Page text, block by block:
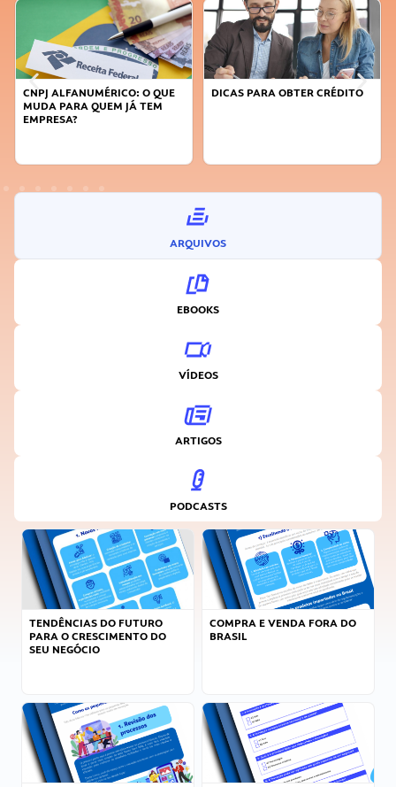
DICAS PARA OBTER CRÉDITO
FAÇA A DIFERENÇA: SEJA
ARQUIVOS
EBOOKS
VÍDEOS
ARTIGOS
PODCASTS
TENDÊNCIAS DO FUTURO
PARA O CRESCIMENTO DO
SEU NEGÓCIO
COMPRA E VENDA FORA DO
BRASIL